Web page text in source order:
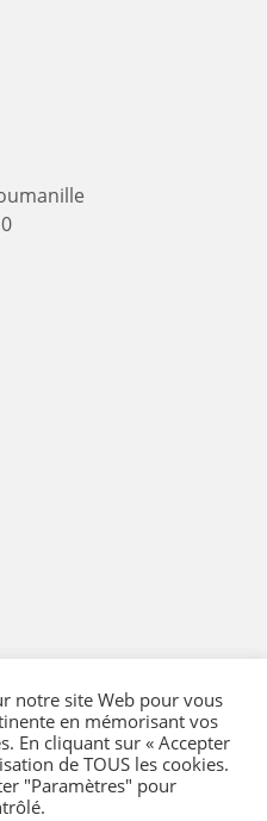
vente
notre site Web pour vous
en mémorisant vos
En cliquant sur « Accepter
de TOUS les cookies.
"Paramètres" pour